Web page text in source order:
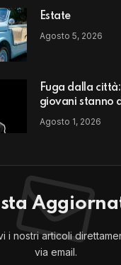
Estate
Agosto 5, 2026
Fuga dalla
giovani stanno
scappando da
o da un
Agosto 1, 2026
i nostri articoli
via email.